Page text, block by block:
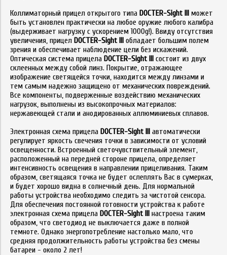
Коллиматорный прицел открытого типа DOCTER-Sight III может
быть установлен практически на любое оружие любого калибра
(выдерживает нагрузку с ускорением 1000g!). Ввиду отсутствия
увеличения, прицел DOCTER-Sight III обладает большим полем
зрения и обеспечивает наблюдение цели без искажений.
Оптическая система прицела DOCTER-Sight III состоит из двух
склеенных между собой линз. Покрытие, отражающее
изображение светящейся точки, находится между линзами и
тем самым надежно защищено от механических повреждений.
Все компоненты, подверженные воздействию механических
нагрузок, выполнены из высокопрочных материалов:
нержавеющей стали и анодированных аллюминиевых сплавов.
Электронная схема прицела DOCTER-Sight III автоматически
регулирует яркость свечения точки в зависимости от условий
освещенности. Встроенный светочувствительный элемент,
расположенный на передней стороне прицела, определяет
интенсивность освещения в направлении прицеливания. Таким
образом, светящаяся точка не будет ослеплять Вас в сумерках,
и будет хорошо видна в солнечный день. Для нормальной
работы устройства необходимо следить за чистотой сенсора.
Для обеспечения постоянной готовности устройства к работе
электронная схема прицела DOCTER-Sight III настроена таким
образом, что светодиод не выключается даже в полной
темноте. Однако энергопотребление настолько мало, что
средняя продолжительность работы устройства без смены
батареи - около 2 лет!